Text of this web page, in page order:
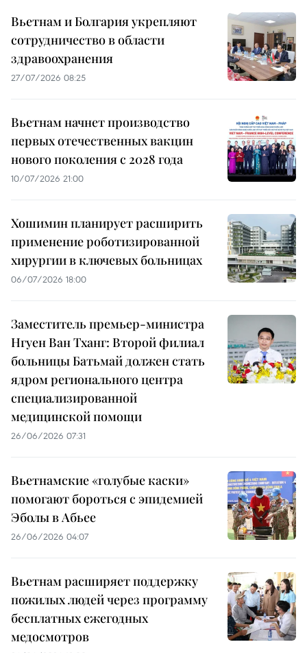
Вьетнам и Болгария укрепляют
сотрудничество в области
здравоохранения
27/07/2026 08:25
Вьетнам начнет производство
первых отечественных вакцин
нового поколения с 2028 года
10/07/2026 21:00
Хошимин планирует расширить
применение роботизированной
хирургии в ключевых больницах
06/07/2026 18:00
Заместитель премьер-министра
Нгуен Ван Тханг: Второй филиал
больницы Батьмай должен стать
ядром регионального центра
специализированной
медицинской помощи
26/06/2026 07:31
Вьетнамские «голубые каски»
помогают бороться с эпидемией
Эболы в Абьее
26/06/2026 04:07
Вьетнам расширяет поддержку
пожилых людей через программу
бесплатных ежегодных
медосмотров